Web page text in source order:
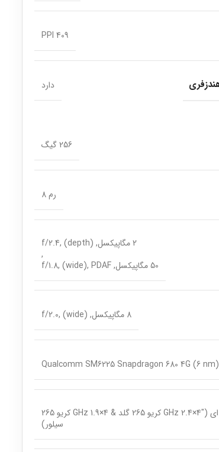
409 PPI
دارد
256 گیگ
رم 8
2 مگاپیکسل, f/2.4, (depth)
,
50 مگاپیکسل, f/1.8, (wide), PDAF
8 مگاپیکسل, f/2.0, (wide)
Qualcomm SM6225 Snapdragon 680 4G (6 nm)
هشت هسته ای ("4×2.4 GHz کریو 265 گلد & 4×1.9 GHz کریو 265
سیلور)